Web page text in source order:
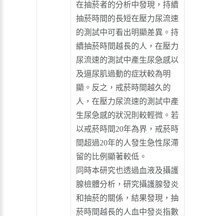
在抽菸者的分析中發現，持續
抽菸時間的長短在壓力尿流速
的測試中可看出明顯差異。持
續抽菸時間越長的人，在壓力
尿流速的測試中產生尿急感以
及逼尿肌過動的症狀較為明
顯。反之，戒菸時間越久的
人，在壓力尿流速的測試中產
生尿急感的狀況則較輕微。若
以戒菸時間20年為界，戒菸時
間超過20年的人發生急性尿滯
留的比例顯著較低。
同時本研究也透過血液及攝護
腺檢體分析，研究攝護腺發炎
和抽菸的關係，結果發現，抽
菸時間越長的人血中發炎指數